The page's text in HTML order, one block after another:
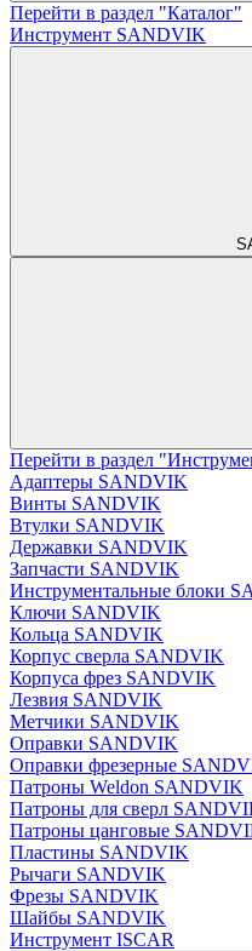
Перейти в раздел "Каталог"
Инструмент SANDVIK
Перейти в раздел
Адаптеры SANDVIK
Винты SANDVIK
Втулки SANDVIK
Державки SANDVIK
Запчасти SANDVIK
Инструментальные блоки
Ключи SANDVIK
Кольца SANDVIK
Корпус сверла SANDVIK
Корпуса фрез SANDVIK
Лезвия SANDVIK
Метчики SANDVIK
Оправки SANDVIK
Оправки фрезерные
Патроны Weldon SANDVIK
Патроны для сверл
Патроны цанговые
Пластины SANDVIK
Рычаги SANDVIK
Фрезы SANDVIK
Шайбы SANDVIK
Инструмент ISCAR